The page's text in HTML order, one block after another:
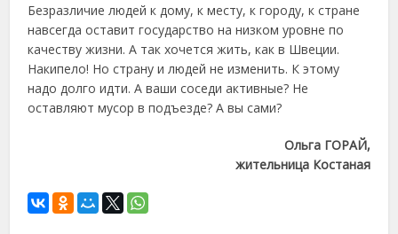
Безразличие людей к дому, к месту, к городу, к стране
навсегда оставит государство на низком уровне по
качеству жизни. А так хочется жить, как в Швеции.
Накипело! Но страну и людей не изменить. К этому
надо долго идти. А ваши соседи активные? Не
оставляют мусор в подъезде? А вы сами?
Ольга ГОРАЙ,
жительница Костаная